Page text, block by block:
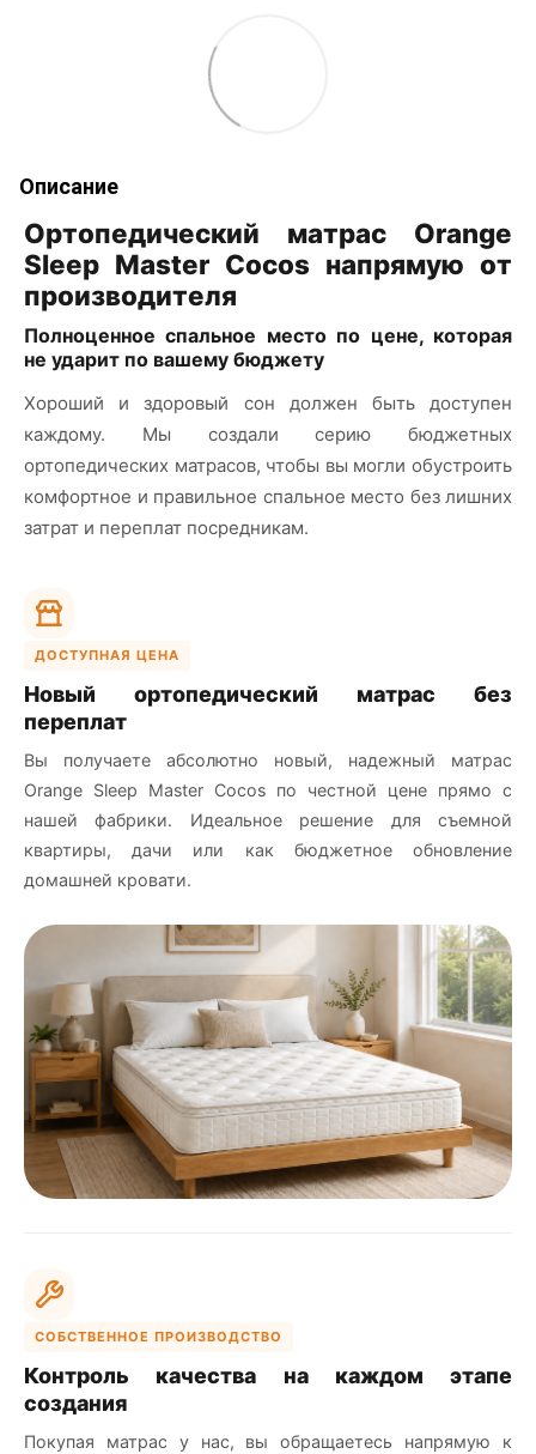
Описание
Ортопедический матрас Orange
Sleep Master Cocos напрямую от
производителя
Полноценное спальное место по цене, которая
не ударит по вашему бюджету
Хороший и здоровый сон должен быть доступен
каждому. Мы создали серию бюджетных
ортопедических матрасов, чтобы вы могли обустроить
комфортное и правильное спальное место без лишних
затрат и переплат посредникам.
ДОСТУПНАЯ ЦЕНА
Новый ортопедический матрас без
переплат
Вы получаете абсолютно новый, надежный матрас
Orange Sleep Master Cocos по честной цене прямо с
нашей фабрики. Идеальное решение для съемной
квартиры, дачи или как бюджетное обновление
домашней кровати.
СОБСТВЕННОЕ ПРОИЗВОДСТВО
Контроль качества на каждом этапе
создания
Покупая матрас у нас, вы обращаетесь напрямую к